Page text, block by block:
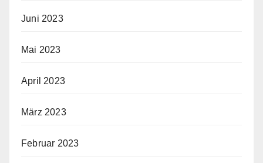
Juni 2023
Mai 2023
April 2023
März 2023
Februar 2023